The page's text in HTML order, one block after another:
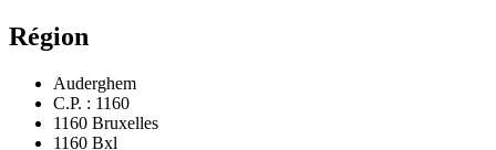
Région
Auderghem
C.P. : 1160
1160 Bruxelles
1160 Bxl